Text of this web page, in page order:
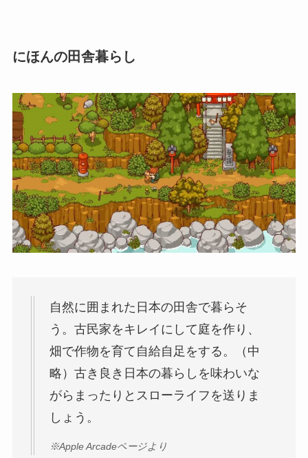
にほんの田舎暮らし
自然に囲まれた日本の田舎で暮らそ
う。古民家をキレイにして庭を作り、
畑で作物を育て自給自足をする。（中
略）古き良き日本の暮らしを味わいな
がらまったりとスローライフを送りま
しょう。
※Apple Arcadeページより